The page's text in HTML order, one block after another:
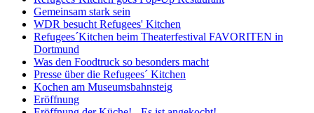
Gemeinsam stark sein
WDR besucht Refugees' Kitchen
Refugees´Kitchen beim Theaterfestival FAVORITEN in
Dortmund
Was den Foodtruck so besonders macht
Presse über die Refugees´ Kitchen
Kochen am Museumsbahnsteig
Eröffnung